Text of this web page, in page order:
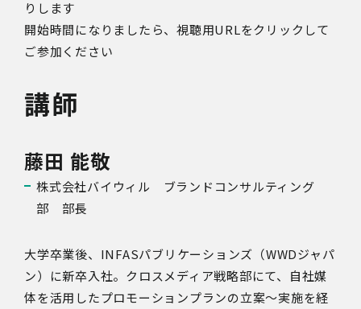
りします
開始時間になりましたら、視聴用URLをクリックして
ご参加ください
講師
藤田 能敬
株式会社バイウィル ブランドコンサルティング
部 部長
大学卒業後、INFASパブリケーションズ（WWDジャパ
ン）に新卒入社。クロスメディア戦略部にて、自社媒
体を活用したプロモーションプランの立案～実施を経